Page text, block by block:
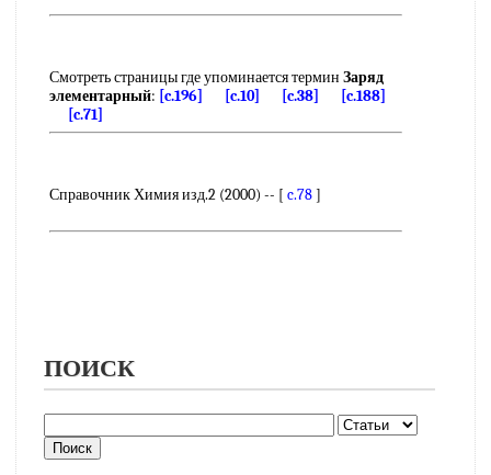
Смотреть страницы где упоминается термин Заряд
элементарный: [c.196] [c.10] [c.38]
[c.188]
[c.71]
Справочник Химия изд.2 (2000) -- [ c.78]
ПОИСК